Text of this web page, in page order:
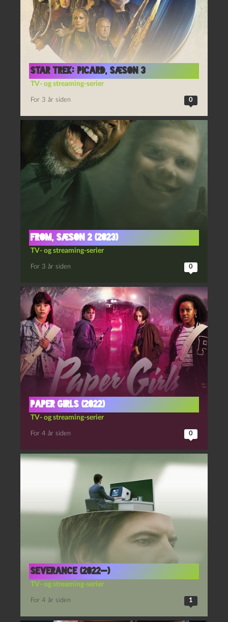
Star Trek: Picard, sæson 3
TV- og streaming-serier
For 3 år siden 0
From, sæson 2 (2023)
TV- og streaming-serier
For 3 år siden 0
Paper girls (2022)
TV- og streaming-serier
For 4 år siden 0
Severance (2022—)
TV- og streaming-serier
For 4 år siden 1